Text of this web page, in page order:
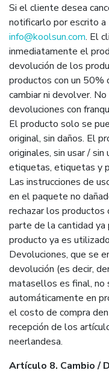
Si el cliente desea
notificarlo por escrito
info@koolsun.com. El
inmediatamente el
devolución de los
productos con un 50%
cambiar ni devolver.
devoluciones con
El producto solo se
original, sin daños. El
originales, sin usar / sin
etiquetas, etiquetas y
Las instrucciones de
en el paquete no
rechazar los
parte de la cantidad ya
producto ya es
Devoluciones, que se
devolución (es decir,
matasellos es final, no
automáticamente en
el costo de compra
recepción de los
neerlandesa.
Artículo 8. Cambio /